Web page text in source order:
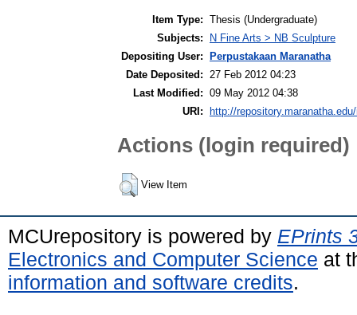
Item Type: Thesis (Undergraduate)
Subjects:
N Fine Arts > NB Sculpture
Depositing User:
Perpustakaan Maranatha
Date Deposited:
27 Feb 2012 04:23
Last Modified: 09 May 2012 04:38
URI:
http://
Actions (login required)
View Item
MCUrepository is powered by EPrints
Electronics and Computer Science at
information and software credits.